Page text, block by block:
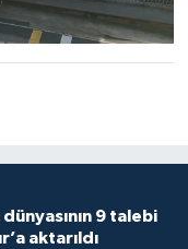
9 talebi
aktarıldı